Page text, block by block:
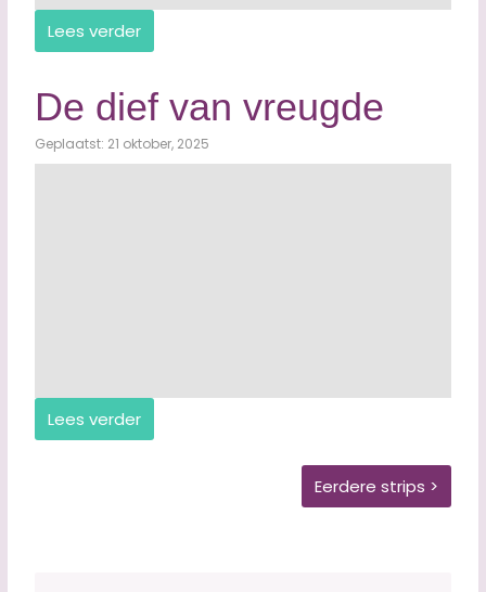
Lees verder
De dief van vreugde
Geplaatst: 21 oktober, 2025
Lees verder
Eerdere strips >